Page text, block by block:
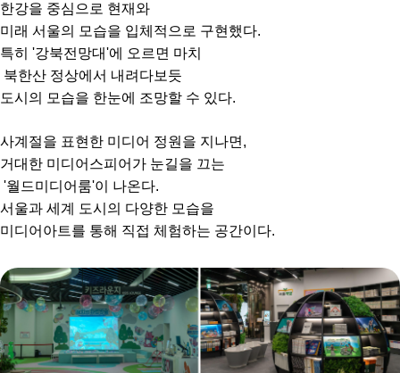
한강을 중심으로 현재와
미래 서울의 모습을 입체적으로 구현했다.
특히 '강북전망대'에 오르면 마치
북한산 정상에서 내려다보듯
도시의 모습을 한눈에 조망할 수 있다.
사계절을 표현한 미디어 정원을 지나면,
거대한 미디어스피어가 눈길을 끄는
'월드미디어룸'이 나온다.
서울과 세계 도시의 다양한 모습을
미디어아트를 통해 직접 체험하는 공간이다.